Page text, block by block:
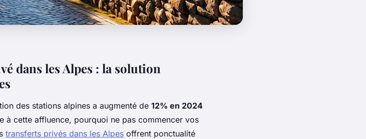
dans les Alpes : la solution
des stations alpines a augmenté de 12% en 2024
à cette affluence, pourquoi ne pas commencer vos
transferts privés dans les Alpes offrent ponctualité